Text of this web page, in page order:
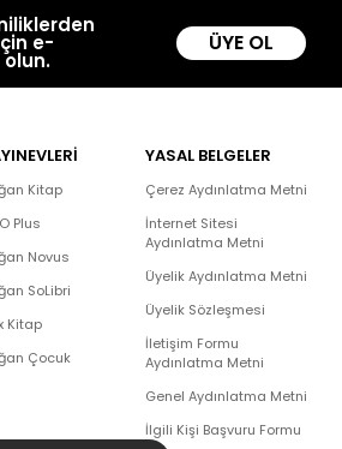
e- ÜYE OL
Kitap
Plus
Novus
SoLibri
Kitap
Çocuk
YASAL BELGELER
Çerez Aydınlatma Metni
İnternet Sitesi
Aydınlatma Metni
Üyelik Aydınlatma Metni
Üyelik Sözleşmesi
İletişim Formu
Aydınlatma Metni
Genel Aydınlatma Metni
İlgili Kişi Başvuru Formu